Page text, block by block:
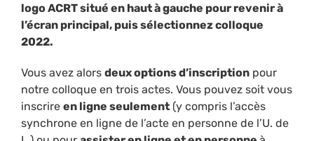
logo ACRT situé en haut à gauche pour revenir à
l’écran principal, puis sélectionnez colloque
2022.
Vous avez alors deux options d’inscription pour
notre colloque en trois actes. Vous pouvez soit vous
inscrire en ligne seulement (y compris l’accès
synchrone en ligne de l’acte en personne de l’U. de